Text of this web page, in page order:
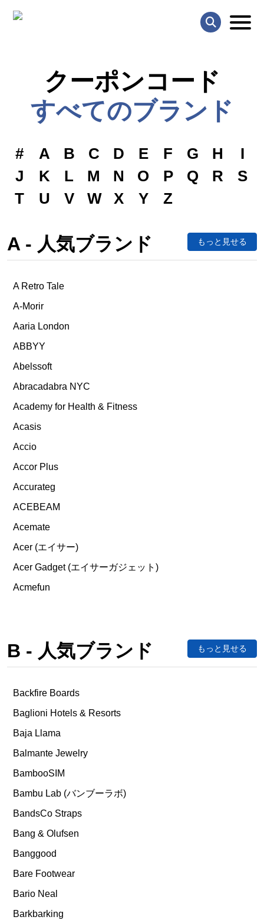
クーポンコード
すべてのブランド
# A B C D E F G H
I
J
K L M N O P Q R
S
T
U V W X Y Z
A - 人気ブランド もっと見せる
A Retro Tale
A-Morir
Aaria London
ABBYY
Abelssoft
Abracadabra NYC
Academy for Health & Fitness
Acasis
Accio
Accor Plus
Accurateg
ACEBEAM
Acemate
Acer (エイサー)
Acer Gadget (エイサーガジェット)
Acmefun
B - 人気ブランド もっと見せる
Backfire Boards
Baglioni Hotels & Resorts
Baja Llama
Balmante Jewelry
BambooSIM
Bambu Lab (バンブーラボ)
BandsCo Straps
Bang & Olufsen
Banggood
Bare Footwear
Bario Neal
Barkbarking